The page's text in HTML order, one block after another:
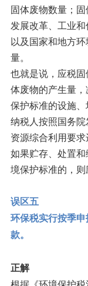
固体废物数量；
发展改革、工业
以及国家和地方
量。
也就是说，应税
体废物的产生量
保护标准的设施
纳税人按照国务
资源综合利用要求
如果贮存、处置
境保护标准的，则
误区五
环保税实行按季
款。
正解